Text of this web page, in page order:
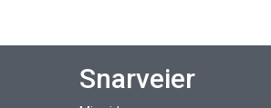
Snarveier